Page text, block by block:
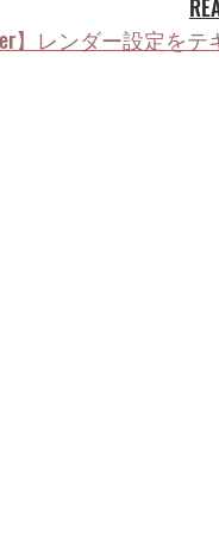
】レンダー設定を